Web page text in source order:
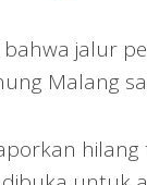
jalur
Malang